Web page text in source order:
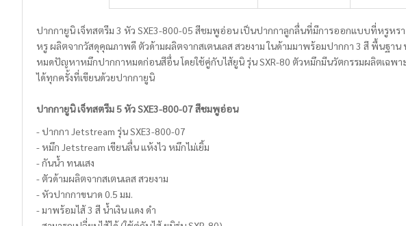
ปากกายูนิ เจ็ทสตรีม 3 หัว SXE3-800-05 สีชมพูอ่อน เป็นปากกาลูกลื่นที่มีการออกแบบที่หรูหร
หรู ผลิตจากวัสดุคุณภาพดี ตัวด้ามผลิตจากสเตนเลส สวยงาม ในด้ามมาพร้อมปากกา 3 สี พื้นฐาน
หมดปัญหาหมึกปากกาหมดก่อนสีอื่น โดยใช้คู่กับไส้ยูนิ รุ่น SXR-80 ตัวหมึกมีนวัตกรรมผลิตเฉพา
ได้ทุกครั้งที่เขียนด้วยปากกายูนิ
ปากกายูนิ เจ็ทสตรีม 5 หัว SXE3-800-07 สีชมพูอ่อน
- ปากกา Jetstream รุ่น SXE3-800-07
- หมึก Jetstream เขียนลื่น แห้งไว หมึกไม่เยิ้ม
- กันน้ำ ทนแสง
- ตัวด้ามผลิตจากสเตนเลส สวยงาม
- หัวปากกาขนาด 0.5 มม.
- มาพร้อมไส้ 3 สี น้ำเงิน แดง ดำ